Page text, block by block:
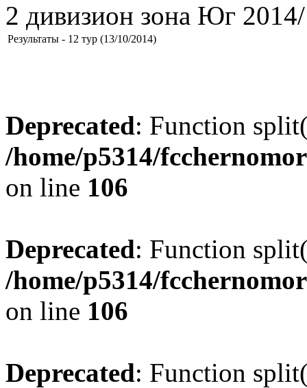
2 дивизион зона Юг
Результаты - 12 тур (13/10/2014)
Deprecated: Function
/home/p5314/
on line 106
Deprecated: Function
/home/p5314/
on line 106
Deprecated: Function